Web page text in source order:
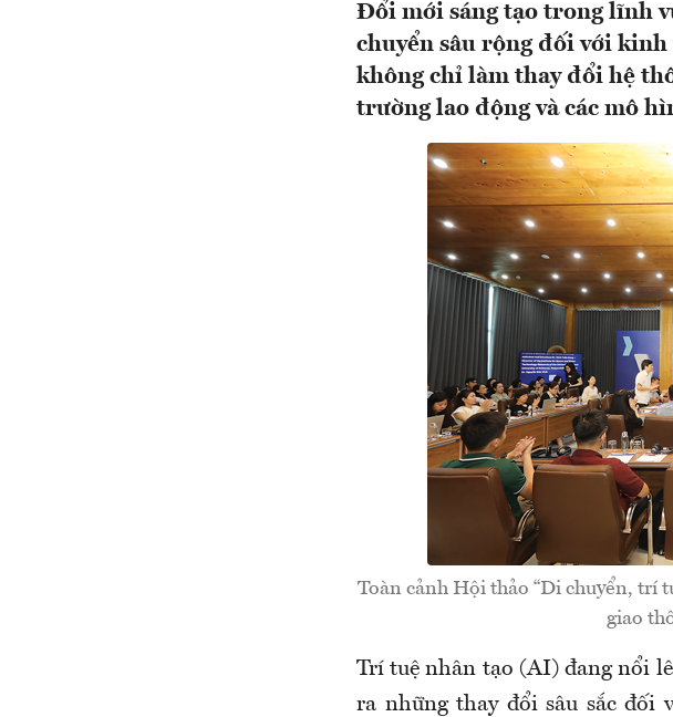
Đổi mới sáng tạo trong lĩnh
chuyển sâu rộng đối với
không chỉ làm thay đổi hệ
trường lao động và các mô
Toàn cảnh Hội thảo “Di chuyển, trí
giao
Trí tuệ nhân tạo (AI) đang nổi
ra những thay đổi sâu sắc đối